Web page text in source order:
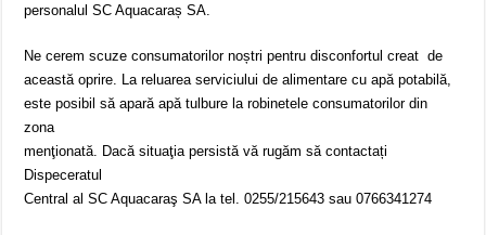
personalul SC Aquacaraș SA.
Ne cerem scuze consumatorilor noștri pentru disconfortul creat de
această oprire. La reluarea serviciului de alimentare cu apă potabilă,
este posibil să apară apă tulbure la robinetele consumatorilor din
zona
menţionată. Dacă situaţia persistă vă rugăm să contactați
Dispeceratul
Central al SC Aquacaraş SA la tel. 0255/215643 sau 0766341274